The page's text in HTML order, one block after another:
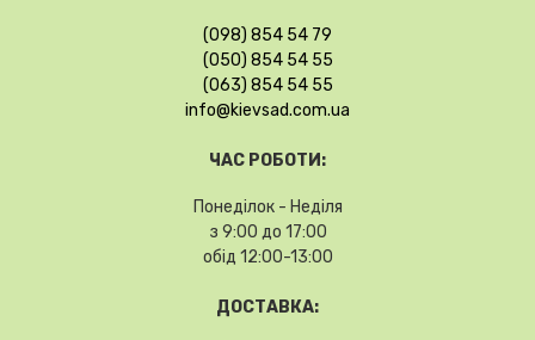
(098) 854 54 79
(050) 854 54 55
(063) 854 54 55
info@kievsad.com.ua
ЧАС РОБОТИ:
Понеділок - Неділя
з 9:00 до 17:00
обід 12:00-13:00
ДОСТАВКА: